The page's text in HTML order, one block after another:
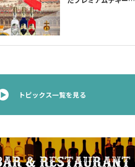
トピックス一覧を見る